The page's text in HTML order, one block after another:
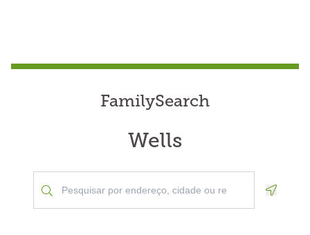
FamilySearch
Wells